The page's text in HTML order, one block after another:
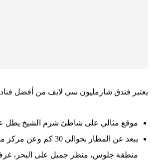
يعتبر فندق شارمليون سي لايف من أفضل
موقع مثالي على شاطئ شرم الشيخ يطل
منطقة جلوس، منظر جميل على البحر، غرف